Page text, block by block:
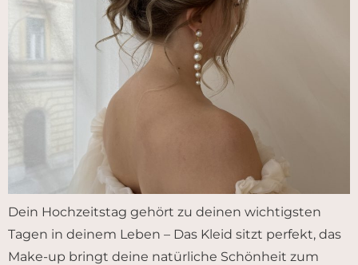
Dein Hochzeitstag gehört zu deinen wichtigsten
Tagen in deinem Leben – Das Kleid sitzt perfekt, das
Make-up bringt deine natürliche Schönheit zum